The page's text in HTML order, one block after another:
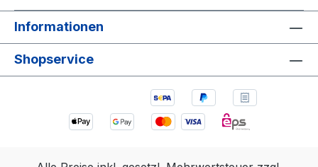
Informationen
Shopservice